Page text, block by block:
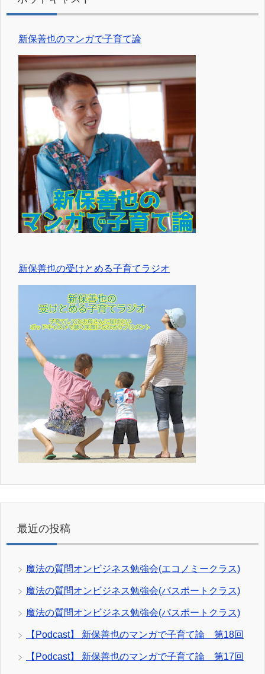
新保善也のマンガで子育て論
新保善也の受けとめる子育てラジオ
最近の投稿
魔法の質問オンビジネス勉強会(エコノミークラス)
魔法の質問オンビジネス勉強会(パスポートクラス)
魔法の質問オンビジネス勉強会(パスポートクラス)
【Podcast】 新保善也のマンガで子育て論 第18回
【Podcast】 新保善也のマンガで子育て論 第17回